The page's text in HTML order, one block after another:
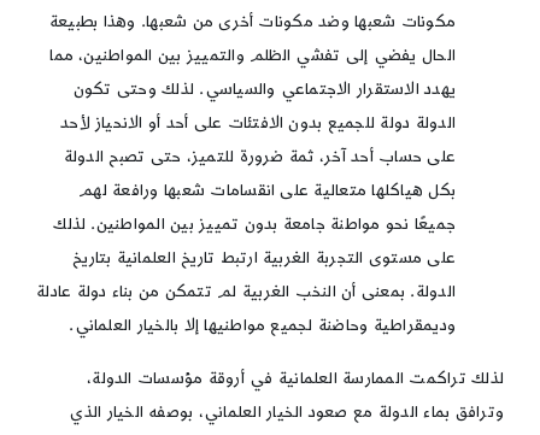
مكونات شعبها وضد مكونات أخرى من شعبها. وهذا بطبيعة
الحال يفضي إلى تفشي الظلم والتمييز بين المواطنين، مما
يهدد الاستقرار الاجتماعي والسياسي. لذلك وحتى تكون
الدولة دولة للجميع بدون الافتئات على أحد أو الانحياز لأحد
على حساب أحد آخر، ثمة ضرورة للتميز، حتى تصبح الدولة
بكل هياكلها متعالية على انقسامات شعبها ورافعة لهم
جميعًا نحو مواطنة جامعة بدون تمييز بين المواطنين. لذلك
على مستوى التجربة الغربية ارتبط تاريخ العلمانية بتاريخ
الدولة. بمعنى أن النخب الغربية لم تتمكن من بناء دولة عادلة
وديمقراطية وحاضنة لجميع مواطنيها إلا بالخيار العلماني.
لذلك تراكمت الممارسة العلمانية في أروقة مؤسسات الدولة،
وترافق بماء الدولة مع صعود الخيار العلماني، بوصفه الخيار الذي